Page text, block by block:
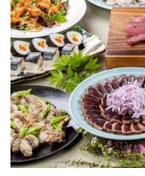
【2】名湯「葛温泉」
天風呂
【3】12歳以下のお
は無料
北アルプスの大自然
一のマウンテンリゾ